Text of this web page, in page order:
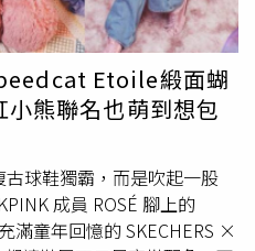
，剛開始有點迷惘。但我很
，周圍很多人都有她的影
天下無不是的父母」的看
，父母不是聖人，做錯了就
成長。溫昇豪同樣感嘆給這
要這麼苛責自己的子女。」
法。（圖／奇蹟映畫所提
的作品巧妙交織，正式播出
他認為真人演出不僅不遜於
Etoile緞面蝴
熊聯名也萌到想包
球鞋獨霸，而是吹起一股
成員 ROSÉ 腳上的
滿童年回憶的 SKECHERS ×